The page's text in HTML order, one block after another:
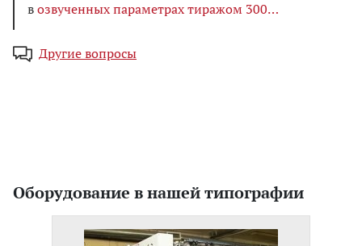
возвученных параметрах тиражом 300
Другие вопросы
Оборудование в нашей типографии